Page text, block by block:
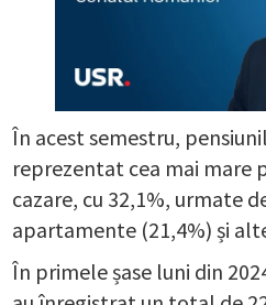
În acest semestru,
reprezentat cea mai mare
cazare, cu 32,1%, urmate
apartamente (21,4%) și
În primele șase luni din